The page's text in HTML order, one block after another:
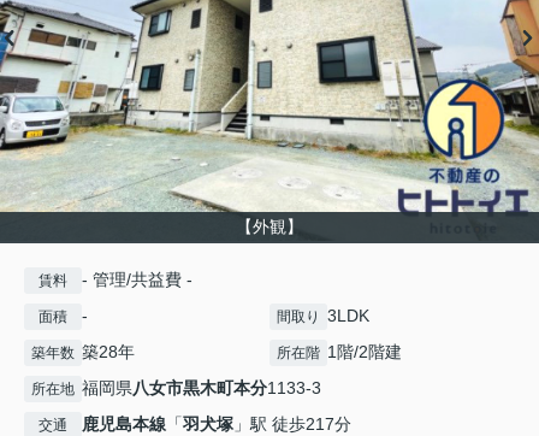
【外観】
賃料 - 管理/共益費 -
面積 - 間取り 3LDK
築年数 築28年 所在階 1階/2階建
所在地 福岡県八女市黒木町本分1133-3
交通 鹿児島本線 「羽犬塚 」駅 徒歩217分